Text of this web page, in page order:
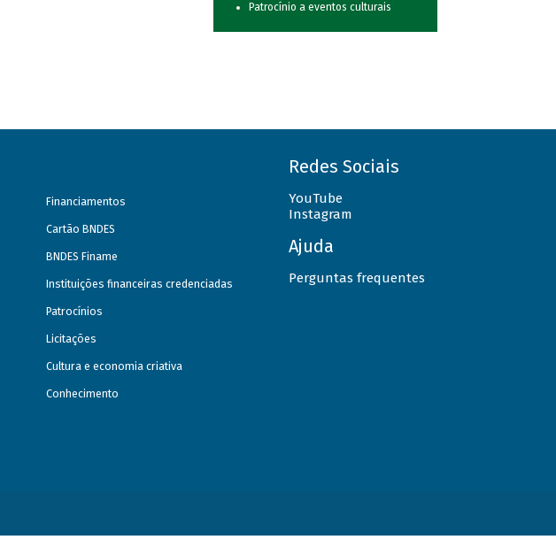
Patrocínio a eventos culturais
Financiamentos
Cartão BNDES
BNDES Finame
Instituições financeiras credenciadas
Patrocínios
Licitações
Cultura e economia criativa
Conhecimento
Redes Sociais
YouTube
Instagram
Ajuda
Perguntas frequentes